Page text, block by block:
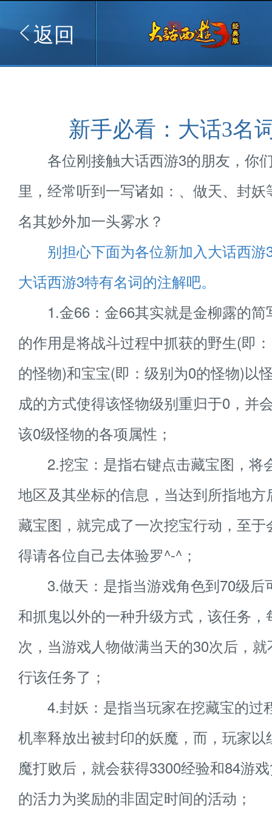
返回
新手必看：大话3名
各位刚接触大话西游3的朋友，你
里，经常听到一写诸如：、做天、封
名其妙外加一头雾水？
别担心下面为各位新加入大话西游
大话西游3特有名词的注解吧。
1.金66：金66其实就是金柳露的简
的作用是将战斗过程中抓获的野生(即
的怪物)和宝宝(即：级别为0的怪物)以
成的方式使得该怪物级别重归于0，并
该0级怪物的各项属性；
2.挖宝：是指右键点击藏宝图，将
地区及其坐标的信息，当达到所指地
藏宝图，就完成了一次挖宝行动，至
得请各位自己去体验罗^-^；
3.做天：是指当游戏角色到70级后
和抓鬼以外的一种升级方式，该任务，
次，当游戏人物做满当天的30次后，
行该任务了；
4.封妖：是指当玩家在挖藏宝的过
机率释放出被封印的妖魔，而，玩家
魔打败后，就会获得3300经验和84游
的活力为奖励的非固定时间的活动；